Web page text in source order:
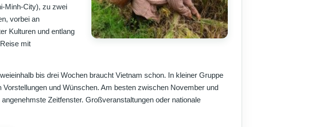
Minh-City), zu zwei
vorbei an
Kulturen und entlang
mit
bis drei Wochen braucht Vietnam schon. In kleiner Gruppe
und Wünschen. Am besten zwischen November und
Zeitfenster. Großveranstaltungen oder nationale